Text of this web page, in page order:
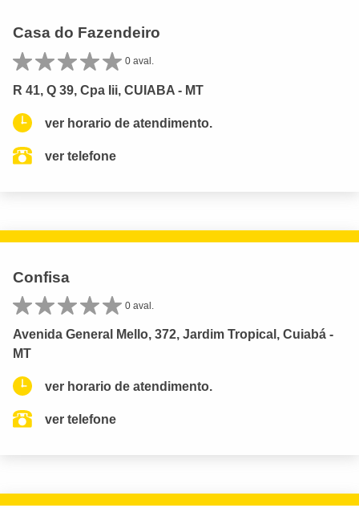
Casa do Fazendeiro
0 aval.
R 41, Q 39, Cpa Iii, CUIABA - MT
ver horario de atendimento.
ver telefone
Confisa
0 aval.
Avenida General Mello, 372, Jardim Tropical, Cuiabá -
MT
ver horario de atendimento.
ver telefone